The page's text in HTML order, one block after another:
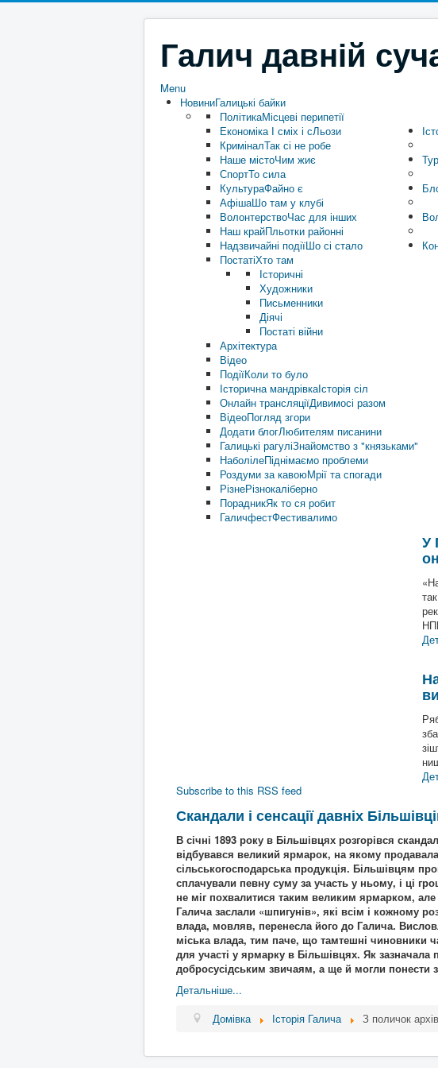
Галич давній
Menu
НовиниГалицькі байки
ПолітикаМісцеві перипетії
ЕкономікаІ сміх і сЛьози
КриміналТак сі не робе
Наше містоЧим жиє
СпортТо сила
КультураФайно є
АфішаШо там у клубі
ВолонтерствоЧас для інших
Наш крайПльотки районні
Надзвичайні подіїШо сі стало
ПостатіХто там
Історичні
Художники
Письменники
Діячі
Постаті війни
Архітектура
Відео
ПодіїКоли то було
Історична мандрівкаІсторія сіл
Онлайн трансляціїДивимосі разом
ВідеоПогляд згори
Додати блогЛюбителям писанини
Галицькі рагуліЗнайомство з "князьками"
НаболілеПіднімаємо проблеми
Роздуми за кавоюМрії та спогади
РізнеРізнокаліберно
ПорадникЯк то ся робит
ГаличфестФестивалимо
У
Subscribe to this RSS feed
Скандали і сенсації давніх
В січні 1893 року в Більшівцях розгорівся
відбувався великий ярмарок, на якому
сільськогосподарська продукція. Більшівцям
сплачували певну суму за участь у ньому, і ці
не міг похвалитися таким великим ярмарком,
Галича заслали «шпигунів», які всім і кожному
влада, мовляв, перенесла його до Галича.
міська влада, тим паче, що тамтешні чиновники
для участі у ярмарку в Більшівцях. Як
добросусідським звичаям, а ще й могли понести
Детальніше...
Домівка
Історія Галича З поличок